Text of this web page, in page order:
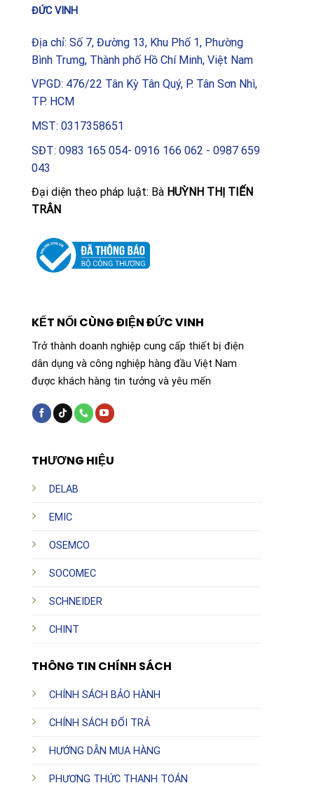
ĐỨC VINH
Địa chỉ: Số 7, Đường 13, Khu Phố 1, Phường
Bình Trưng, Thành phố Hồ Chí Minh, Việt Nam
VPGD: 476/22 Tân Kỳ Tân Quý, P. Tân Sơn Nhì,
TP. HCM
MST: 0317358651
SĐT: 0983 165 054- 0916 166 062 - 0987 659
043
Đại diện theo pháp luật: Bà HUỲNH THỊ TIẾN
TRÂN
THƯƠNG HIỆU
DELAB
EMIC
OSEMCO
SOCOMEC
SCHNEIDER
CHINT
THÔNG TIN CHÍNH SÁCH
CHÍNH SÁCH BẢO HÀNH
CHÍNH SÁCH ĐỔI TRẢ
HƯỚNG DẪN MUA HÀNG
PHƯƠNG THỨC THANH TOÁN
KẾT NỐI CÙNG ĐIỆN ĐỨC VINH
Trở thành doanh nghiệp cung cấp thiết bị điện
dân dụng và công nghiệp hàng đầu Việt Nam
được khách hàng tin tưởng và yêu mến